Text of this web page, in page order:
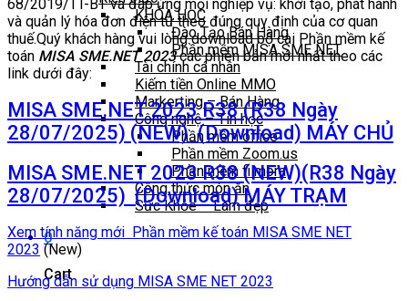
KHÓA HỌC
Đào Tạo Bán Hàng
Phần mềm MISA SME NET
Tài chính cá nhân
Kiếm tiền Online MMO
Markerting – Bán Hàng
Công nghệ – Tin học
Phần mềm office
Phần mềm Zoom.us
Phần mềm filmora
Công thức món ăn
Sức Khỏe – Làm đẹp
0
Cart
68/2019/TT-BT và đáp ứng mọi nghiệp vụ: khởi tạo, phát hành
và quản lý hóa đơn điện tử theo đúng quy định của cơ quan
thuế.Quý khách hàng vui lòng download bộ cài Phần mềm kế
toán MISA SME.NET 2023 các phiên bản mới nhất theo các
link dưới đây:
MISA SME.NET 2023 R38 (R38 Ngày
28/07/2025) (NEW) (Download) MÁY CHỦ
MISA SME.NET 2023 R38 (NEW)(R38 Ngày
28/07/2025) (Download) MÁY TRẠM
Xem tính năng mới Phần mềm kế toán MISA SME NET
2023 (New)
Hướng dẫn sử dụng MISA SME NET 2023